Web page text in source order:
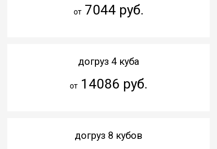
от7044 руб.
догруз 4 куба
от14086 руб.
догруз 8 кубов